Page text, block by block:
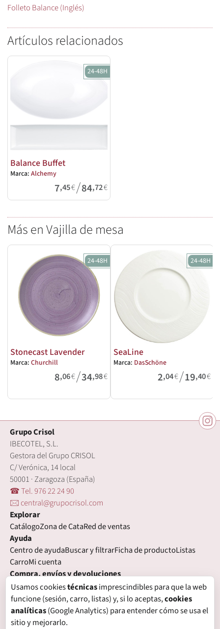
Folleto Balance (Inglés)
Artículos relacionados
24-48H
Balance Buffet
Marca: Alchemy
7,45€/84,72€
Más en Vajilla de mesa
24-48H
Stonecast Lavender
Marca: Churchill
8,06€/34,98€
24-48H
SeaLine
Marca: DasSchöne
2,04€/19,40€
Grupo Crisol
IBECOTEL, S.L.
Gestora del Grupo CRISOL
C/ Verónica, 14 local
50001 · Zaragoza (España)
☎ Tel. 976 22 24 90
🖂 central@grupocrisol.com
Explorar
CatálogoZona de CataRed de ventas
Ayuda
Centro de ayudaBuscar y filtrarFicha de productoListas
CarroMi cuenta
Compra, envíos y devoluciones
Condiciones de compraFormas de pagoGastos de envío
Plazos de entregaDevolucionesGarantía
Legal
Aviso legalPrivacidad
Usamos cookiestécnicasimprescindibles para que la web
funcione (sesión, carro, listas) y, si lo aceptas,cookies
analíticas(Google Analytics) para entender cómo se usa el
sitio y mejorarlo.